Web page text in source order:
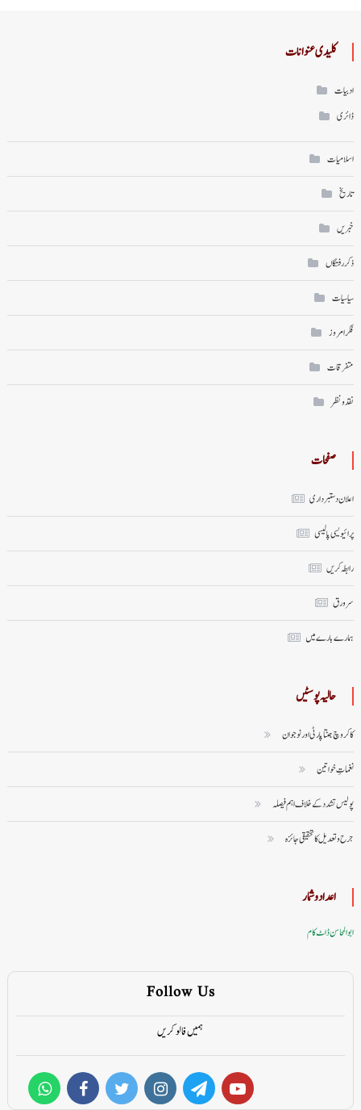
کلیدی عنوانات
ادبیات
ڈائری
اسلامیات
تاریخ
خبریں
ذکر رفتگاں
سیاسیات
فکر امروز
متفرقات
نقد ونظر
صفحات
اعلان دستبرداری
پرائیویسی پالیسی
رابطہ کریں
سر ورق
ہمارے بارے میں
حالیہ پوسٹیں
کاکروچ جنتا پارٹی اور نوجوان
نغماتِ خواتین
پولیس تشدد کے خلاف اہم فیصلہ
جرح و تعدیل کا تحقیقی جائزہ
اعداد وشمار
ابوالمحاسن ڈاٹ کام
Follow Us
ہمیں فالو کریں